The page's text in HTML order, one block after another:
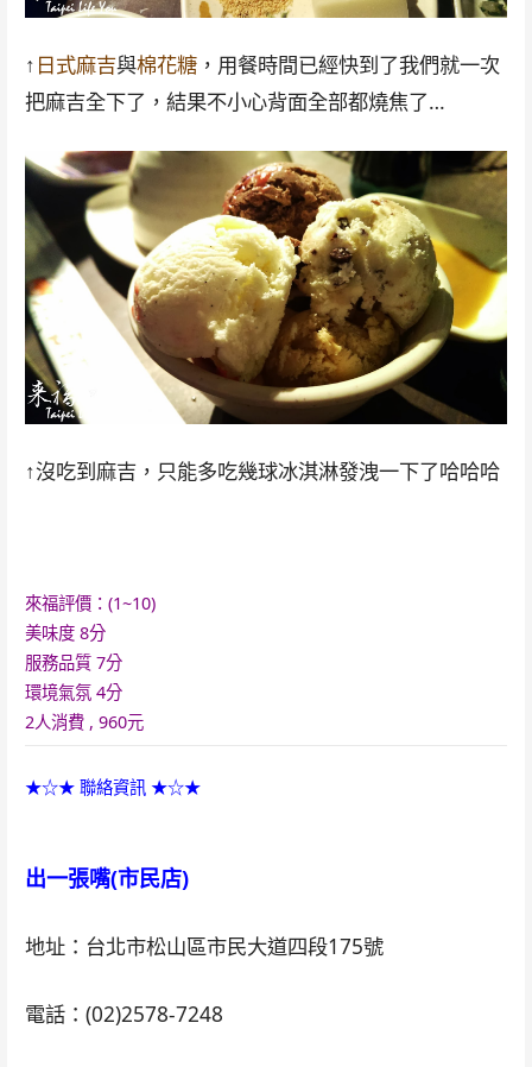
↑ 日式麻吉與棉花糖，用餐時間已經快到了我們就一次
把麻吉全下了，結果不小心背面全部都燒焦了…
↑沒吃到麻吉，只能多吃幾球冰淇淋發洩一下了哈哈哈
來福評價：(1~10)
美味度 8分
服務品質 7分
環境氣氛 4分
2人消費 , 960元
★☆★ 聯絡資訊 ★☆★
出一張嘴(市民店)
地址：台北市松山區市民大道四段175號
電話：(02)2578-7248